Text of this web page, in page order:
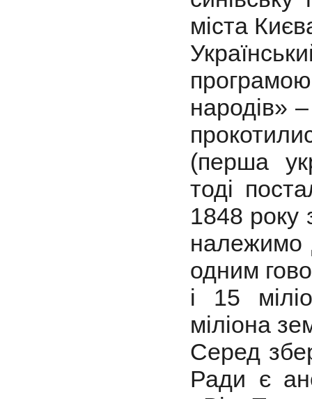
міста
народів»
(перша
тоді
1848 року
належимо
одним
і 15
міліона
Серед
Ради є